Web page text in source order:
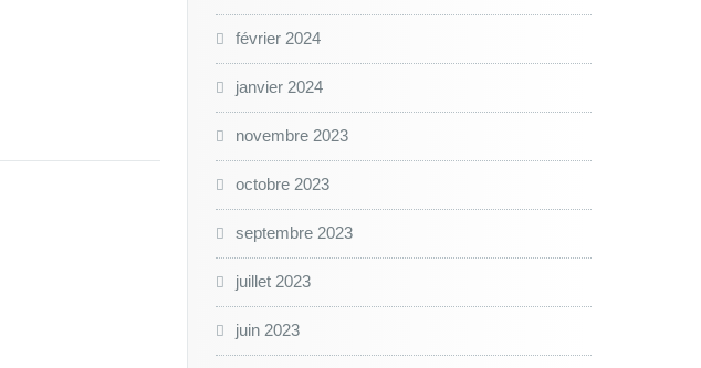
février 2024
janvier 2024
novembre 2023
octobre 2023
septembre 2023
juillet 2023
juin 2023